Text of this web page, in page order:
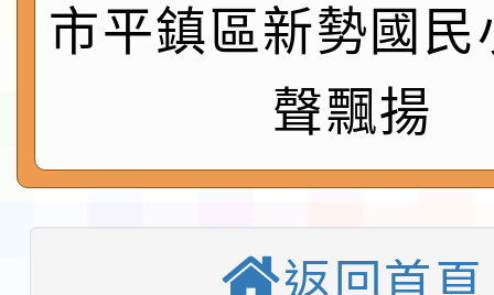
速演練執行計畫」
法」
本校115學年度第1學
第3次招考代課鐘點教
告(不再辦理後續甄選)
檢送「桃園市115學年
賽實施要點」1份
本市「115學年度學生
程安排一案
「桃園市補助參觀特色
市平鎮區新勢國民
聲飄揚
返回首頁